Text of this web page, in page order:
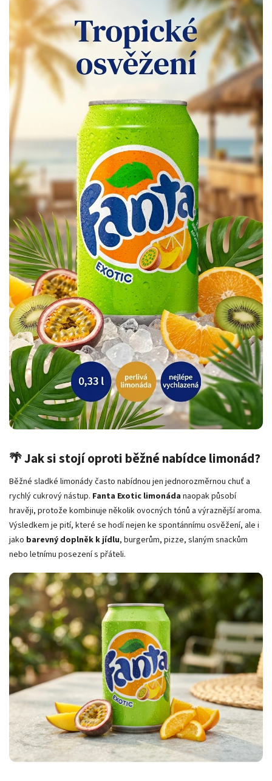
🌴 Jak si stojí oproti běžné nabídce limonád?
Běžné sladké limonády často nabídnou jen jednorozměrnou chuť a
rychlý cukrový nástup. Fanta Exotic limonáda naopak působí
hravěji, protože kombinuje několik ovocných tónů a výraznější aroma.
Výsledkem je pití, které se hodí nejen ke spontánnímu osvěžení, ale i
jako barevný doplněk k jídlu, burgerům, pizze, slaným snackům
nebo letnímu posezení s přáteli.